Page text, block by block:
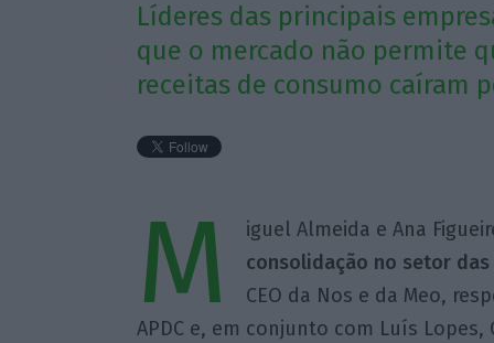
Líderes das principais
que o mercado não permite
receitas de consumo caíram
M iguel Almeida e Ana
consolidação no setor
CEO da Nos e da Meo,
APDC e, em conjunto com Luís